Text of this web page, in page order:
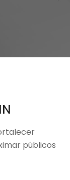
públicos